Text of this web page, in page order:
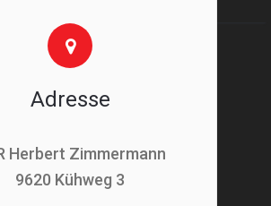
Adresse
Herbert Zimmermann
9620 Kühweg 3